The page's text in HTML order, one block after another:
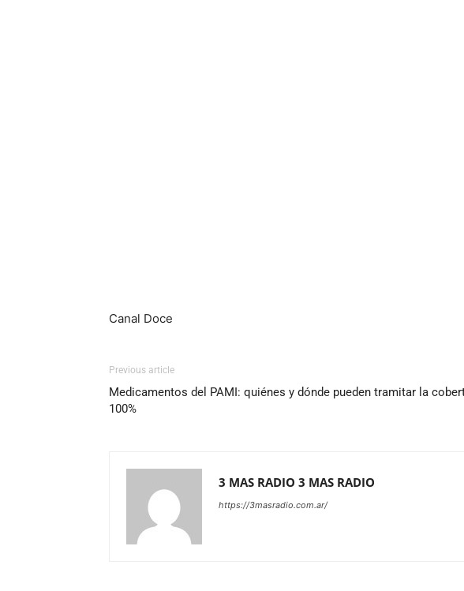
Canal Doce
Previous article
Medicamentos del PAMI: quiénes y dónde pueden tramitar la
100%
3 MAS RADIO 3 MAS RADIO
https://3masradio.com.ar/